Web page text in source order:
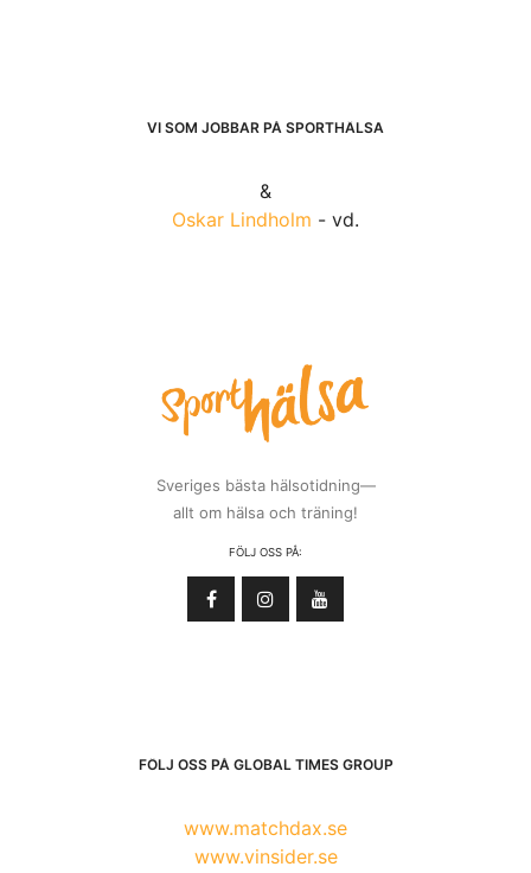
VI SOM JOBBAR PÅ SPORTHÄLSA
&
Oskar Lindholm - vd.
Sveriges bästa hälsotidning—
allt om hälsa och träning!
FÖLJ OSS PÅ:
FÖLJ OSS PÅ GLOBAL TIMES GROUP
www.matchdax.se
www.vinsider.se